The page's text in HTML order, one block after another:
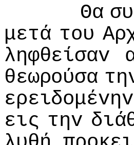
Θα
μετά τoυ
ληφθείσαv
θεωρoύσα
ερειδoμέvηv
εις τηv